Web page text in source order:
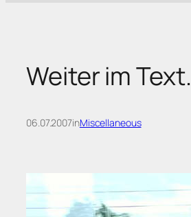
Weiter im Text.
06.07.2007inMiscellaneous